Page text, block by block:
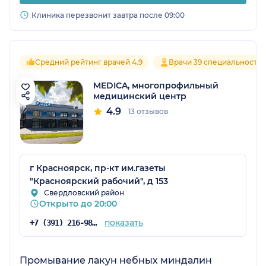
Клиника перезвонит завтра после 09:00
Средний рейтинг врачей 4.9 Врачи 39 специальностей
MEDICA, многопрофильный
медицинский центр
4.9 13 отзывов
г Красноярск, пр-кт им.газеты
"Красноярский рабочий", д 153
Свердловский район
Открыто до 20:00
+7 (391) 216-98-62 показать
Промывание лакун небных миндалин